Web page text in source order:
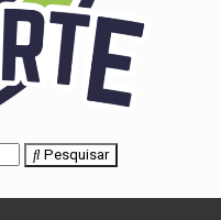
Pesquisar